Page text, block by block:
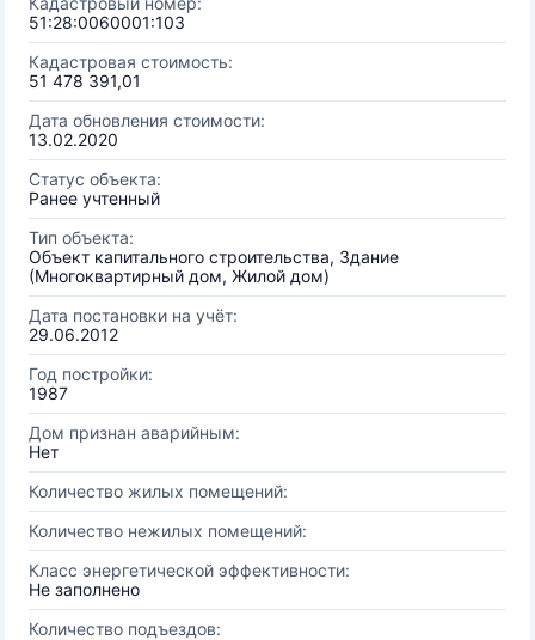
51:28:0060001:103
Кадастровая стоимость:
51 478 391,01
Дата обновления стоимости:
13.02.2020
Статус объекта:
Ранее учтенный
Тип объекта:
Объект капитального строительства, Здание
(Многоквартирный дом, Жилой дом)
Дата постановки на учёт:
29.06.2012
Год постройки:
1987
Дом признан аварийным:
Нет
Количество жилых помещений:
Количество нежилых помещений:
Класс энергетической эффективности:
Не заполнено
Количество подъездов: